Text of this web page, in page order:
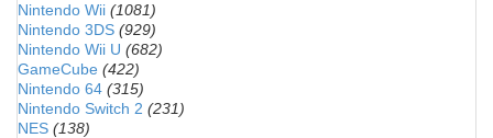
Nintendo Wii (1081)
Nintendo 3DS (929)
Nintendo Wii U (682)
GameCube (422)
Nintendo 64 (315)
Nintendo Switch 2 (231)
NES (138)